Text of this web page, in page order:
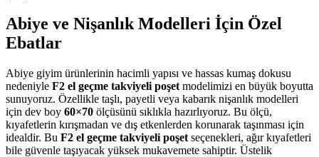
Abiye ve Nişanlık Modelleri İçin Özel
Ebatlar
Abiye giyim ürünlerinin hacimli yapısı ve hassas kumaş dokusu
nedeniyle F2 el geçme takviyeli poşet modelimizi en büyük boyutta
sunuyoruz. Özellikle taşlı, payetli veya kabarık nişanlık modelleri
için dev boy 60×70 ölçüsünü sıklıkla hazırlıyoruz. Bu ölçü,
kıyafetlerin kırışmadan ve dış etkenlerden korunarak taşınması için
idealdir. Bu F2 el geçme takviyeli poşet seçenekleri, ağır kıyafetleri
bile güvenle taşıyacak yüksek mukavemete sahiptir. Üstelik